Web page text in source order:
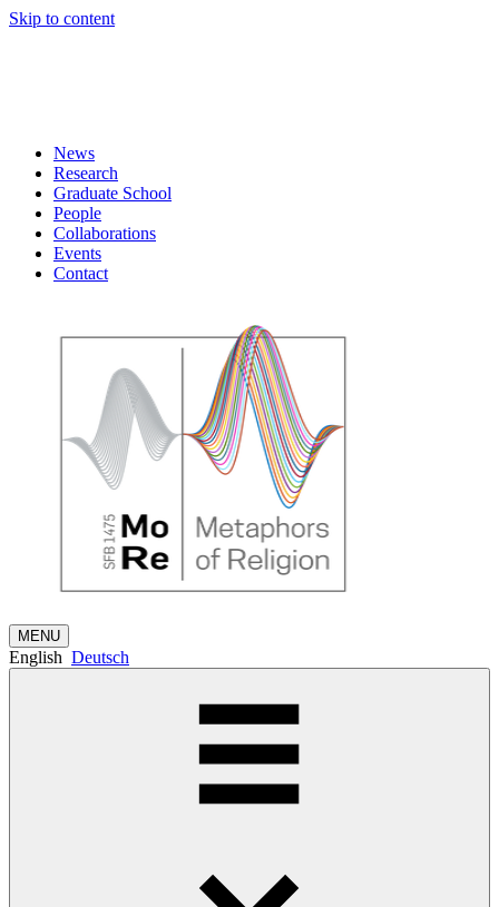
Skip to content
News
Research
Graduate School
People
Collaborations
Events
Contact
MENU
English Deutsch